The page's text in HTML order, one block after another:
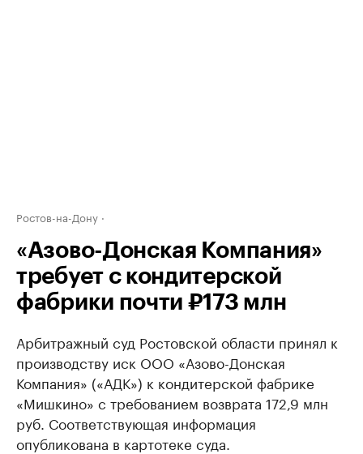
Ростов-на-Дону
«Азово-Донская Компания»
требует с кондитерской
фабрики почти ₽173 млн
Арбитражный суд Ростовской области принял к
производству иск ООО «Азово-Донская
Компания» («АДК») к кондитерской фабрике
«Мишкино» с требованием возврата 172,9 млн
руб. Соответствующая информация
опубликована в картотеке суда.